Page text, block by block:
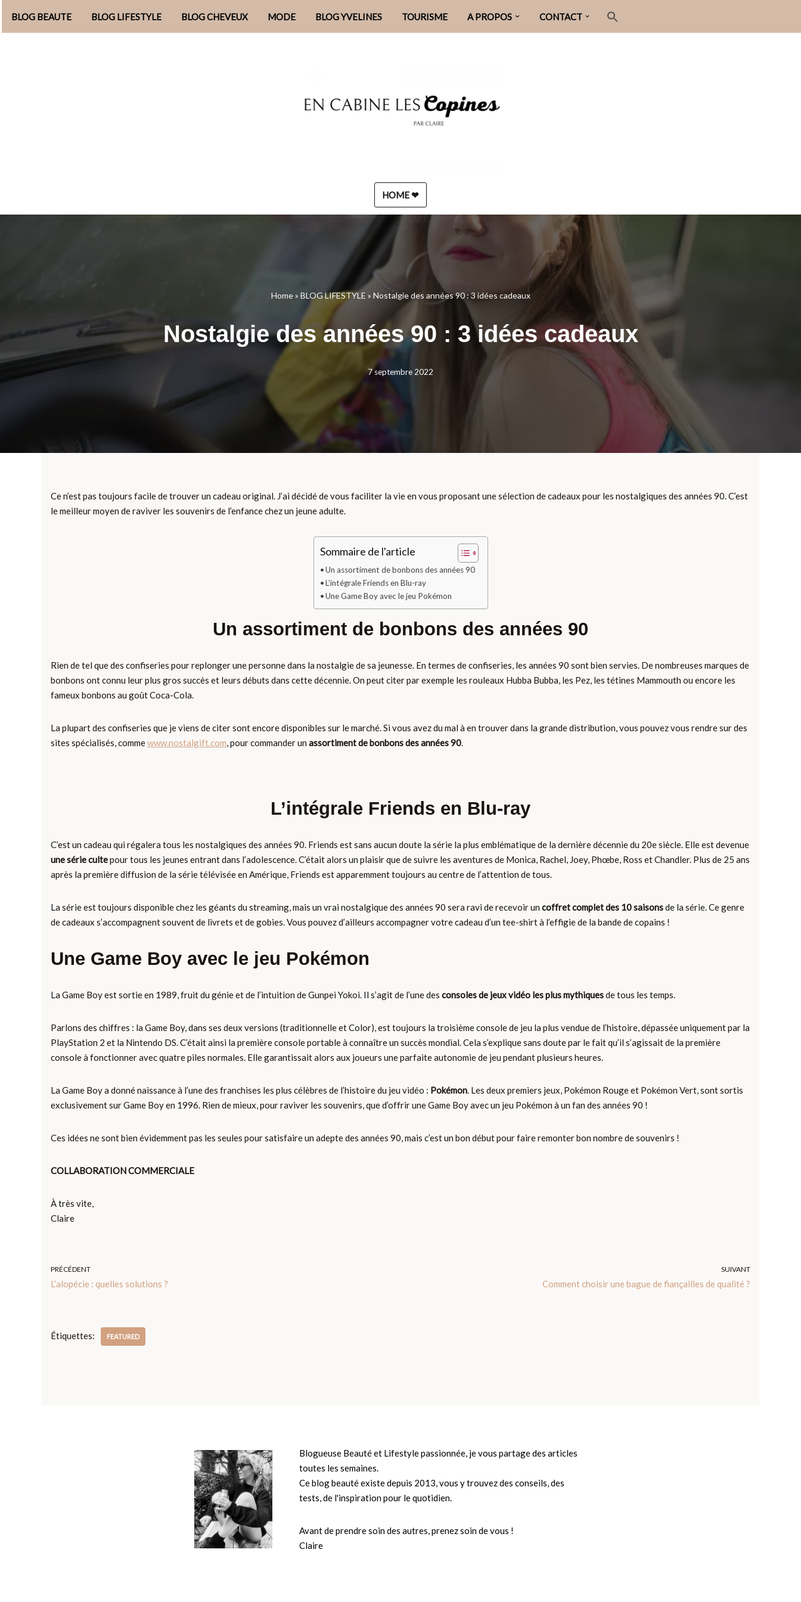
Aller
BLOG BEAUTE BLOG LIFESTYLE BLOG CHEVEUX MODE BLOG YVELINES TOURISME A PROPOS CONTACT
HOME ❤︎
Home» BLOG LIFESTYLE » Nostalgie des années 90 : 3 idées cadeaux
Nostalgie des années 90 : 3 idées cadeaux
7 septembre 2022
Ce n’est pas toujours facile de trouver un cadeau original. J’ai décidé de vous faciliter la vie en vous proposant une sélection de cadeaux pour les nostalgiques des années 90. C’est
le meilleur moyen de raviver les souvenirs de l’enfance chez un jeune adulte.
Sommaire de l'article
Un assortiment de bonbons des années 90
L’intégrale Friends en Blu-ray
Une Game Boy avec le jeu Pokémon
Un assortiment de bonbons des années 90
Rien de tel que des confiseries pour replonger une personne dans la nostalgie de sa jeunesse. En termes de confiseries, les années 90 sont bien servies. De nombreuses marques de
bonbons ont connu leur plus gros succès et leurs débuts dans cette décennie. On peut citer par exemple les rouleaux Hubba Bubba, les Pez, les tétines Mammouth ou encore les
fameux bonbons au goût Coca-Cola.
La plupart des confiseries que je viens de citer sont encore disponibles sur le marché. Si vous avez du mal à en trouver dans la grande distribution, vous pouvez vous rendre sur des
sites spécialisés, commewww.nostalgift.com, pour commander un assortiment de bonbons des années 90.
L’intégrale Friends en Blu-ray
C’est un cadeau qui régalera tous les nostalgiques des années 90. Friends est sans aucun doute la série la plus emblématique de la dernière décennie du 20e siècle. Elle est devenue
une série cultepour tous les jeunes entrant dans l’adolescence. C’était alors un plaisir que de suivre les aventures de Monica, Rachel, Joey, Phœbe, Ross et Chandler. Plus de 25 ans
après la première diffusion de la série télévisée en Amérique, Friends est apparemment toujours au centre de l’attention de tous.
La série est toujours disponible chez les géants du streaming, mais un vrai nostalgique des années 90 sera ravi de recevoir un coffret complet des 10 saisonsde la série. Ce genre
de cadeaux s’accompagnent souvent de livrets et de gobies. Vous pouvez d’ailleurs accompagner votre cadeau d’un tee-shirt à l’effigie de la bande de copains !
Une Game Boy avec le jeu Pokémon
La Game Boy est sortie en 1989, fruit du génie et de l’intuition de Gunpei Yokoi. Il s’agit de l’une des consoles de jeux vidéo les plus mythiquesde tous les temps.
Parlons des chiffres : la Game Boy, dans ses deux versions (traditionnelle et Color), est toujours la troisième console de jeu la plus vendue de l’histoire, dépassée uniquement par la
PlayStation 2 et la Nintendo DS. C’était ainsi la première console portable à connaître un succès mondial. Cela s’explique sans doute par le fait qu’il s’agissait de la première
console à fonctionner avec quatre piles normales. Elle garantissait alors aux joueurs une parfaite autonomie de jeu pendant plusieurs heures.
La Game Boy a donné naissance à l’une des franchises les plus célèbres de l’histoire du jeu vidéo : Pokémon. Les deux premiers jeux, Pokémon Rouge et Pokémon Vert, sont sortis
exclusivement sur Game Boy en 1996. Rien de mieux, pour raviver les souvenirs, que d’offrir une Game Boy avec un jeu Pokémon à un fan des années 90 !
Ces idées ne sont bien évidemment pas les seules pour satisfaire un adepte des années 90, mais c’est un bon début pour faire remonter bon nombre de souvenirs !
COLLABORATION COMMERCIALE
À très vite,
Claire
PRÉCÉDENT
L’alopécie : quelles solutions ?
SUIVANT
Comment choisir une bague de fiançailles de qualité ?
Étiquettes: FEATURED
Blogueuse Beauté et Lifestyle passionnée, je vous partage des articles
toutes les semaines.
Ce blog beauté existe depuis 2013, vous y trouvez des conseils, des
tests, de l'inspiration pour le quotidien.
Avant de prendre soin des autres, prenez soin de vous !
Claire